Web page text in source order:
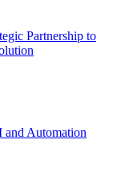
Partnership to
and Automation